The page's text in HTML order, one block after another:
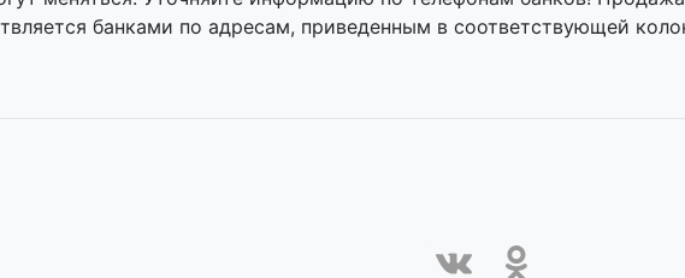
банками по адресам, приведенным в соответствующей